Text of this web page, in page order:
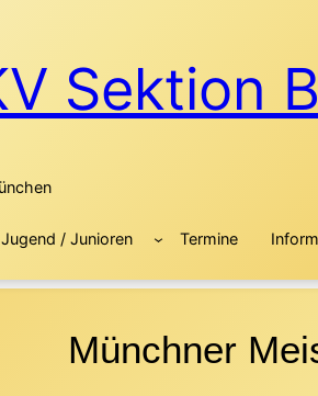
Sektion
Jugend / Junioren Termine
Münchner